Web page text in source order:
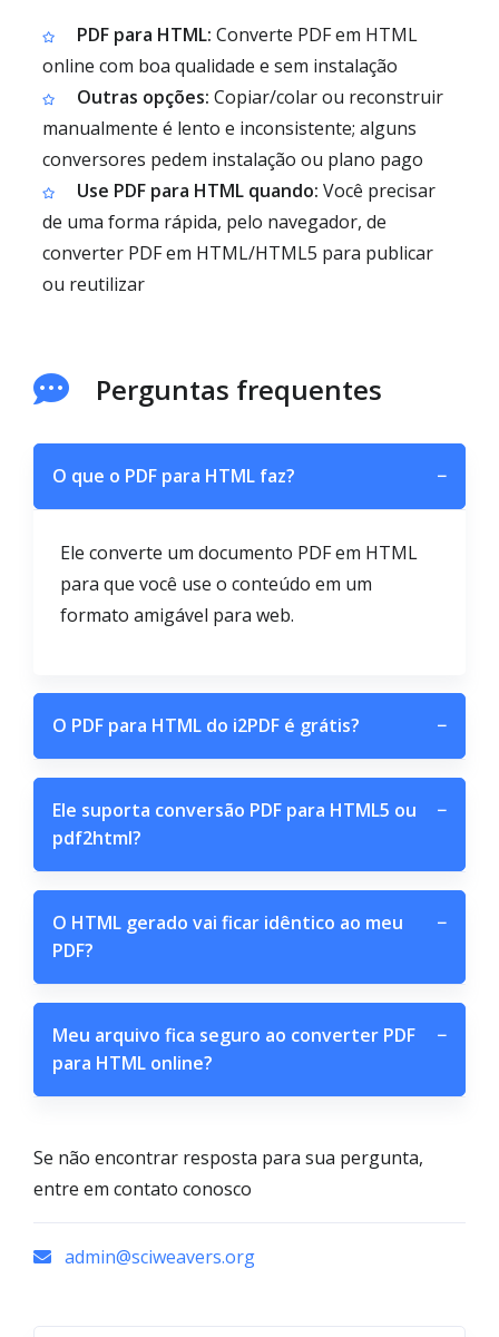
PDF para HTML: Converte PDF em HTML
online com boa qualidade e sem instalação
Outras opções: Copiar/colar ou reconstruir
manualmente é lento e inconsistente; alguns
conversores pedem instalação ou plano pago
Use PDF para HTML quando: Você precisar
de uma forma rápida, pelo navegador, de
converter PDF em HTML/HTML5 para publicar
ou reutilizar
Perguntas frequentes
O que o PDF para HTML faz? −
Ele converte um documento PDF em HTML
para que você use o conteúdo em um
formato amigável para web.
O PDF para HTML do i2PDF é grátis? −
Ele suporta conversão PDF para HTML5 ou
pdf2html?
−
O HTML gerado vai ficar idêntico ao meu
PDF?
−
Meu arquivo fica seguro ao converter PDF
para HTML online?
−
Se não encontrar resposta para sua pergunta,
entre em contato conosco
admin@sciweavers.org